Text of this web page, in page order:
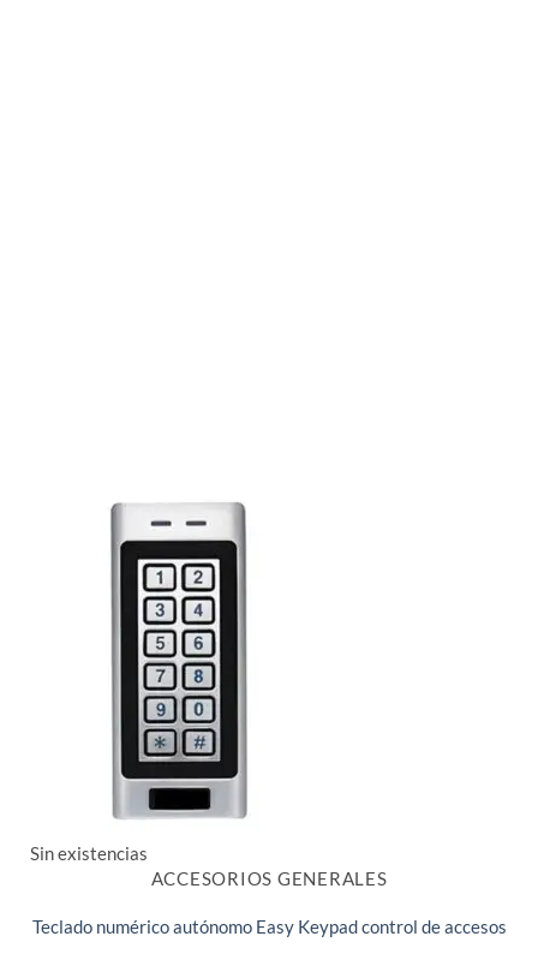
Sin existencias
ACCESORIOS GENERALES
Teclado numérico autónomo Easy Keypad control de accesos